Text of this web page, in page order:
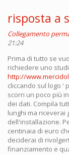
risposta a
Collegamento
21:24
Prima di tutto se
richiedere uno
http://
cliccando sul logo '
scorri un poco più
dei dati. Compila
lunghi ma
dell'installazione.
centinaia di euro
deciderai di
finanziamento e